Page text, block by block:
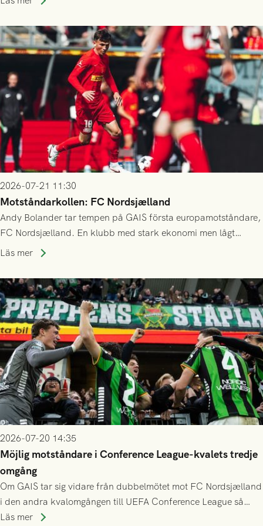
2026-07-21 11:30
Motståndarkollen: FC Nordsjælland
Andy Bolander tar tempen på GAIS första europamotståndare,
FC Nordsjælland. En klubb med stark ekonomi men lågt
publiksnitt, ett lag med både kollektiv styrka och individuell
Läs mer
2026-07-20 14:35
Möjlig motståndare i Conference League-kvalets tredje
omgång
Om GAIS tar sig vidare från dubbelmötet mot FC Nordsjælland
i den andra kvalomgången till UEFA Conference League så
spelas den tredje kvalomgången kort därpå. Motståndare blir
Läs mer